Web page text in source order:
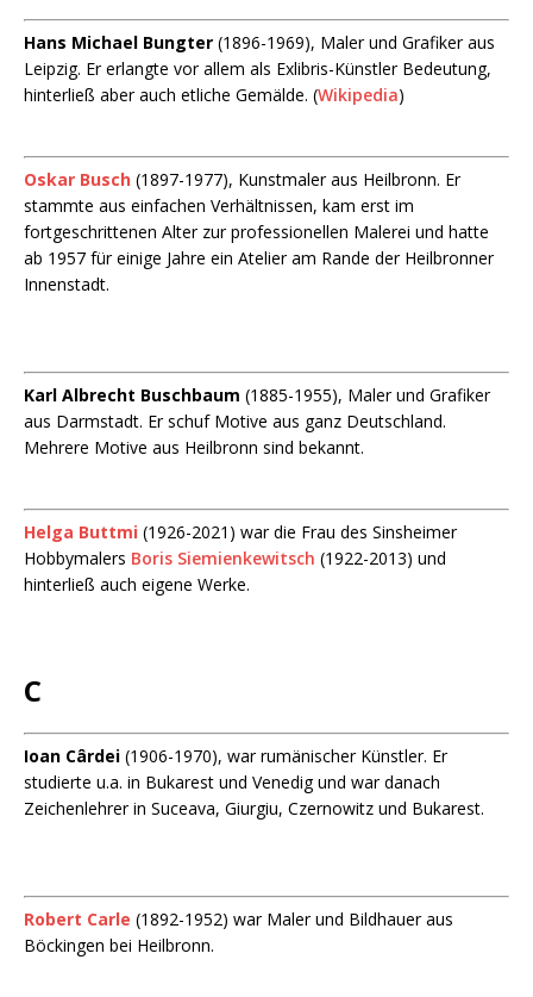
Hans Michael Bungter (1896-1969), Maler und Grafiker aus
Leipzig. Er erlangte vor allem als Exlibris-Künstler Bedeutung,
hinterließ aber auch etliche Gemälde. (Wikipedia)
Oskar Busch (1897-1977), Kunstmaler aus Heilbronn. Er
stammte aus einfachen Verhältnissen, kam erst im
fortgeschrittenen Alter zur professionellen Malerei und hatte
ab 1957 für einige Jahre ein Atelier am Rande der Heilbronner
Innenstadt.
Karl Albrecht Buschbaum (1885-1955), Maler und Grafiker
aus Darmstadt. Er schuf Motive aus ganz Deutschland.
Mehrere Motive aus Heilbronn sind bekannt.
Helga Buttmi (1926-2021) war die Frau des Sinsheimer
Hobbymalers Boris Siemienkewitsch (1922-2013) und
hinterließ auch eigene Werke.
C
Ioan Cârdei (1906-1970), war rumänischer Künstler. Er
studierte u.a. in Bukarest und Venedig und war danach
Zeichenlehrer in Suceava, Giurgiu, Czernowitz und Bukarest.
Robert Carle (1892-1952) war Maler und Bildhauer aus
Böckingen bei Heilbronn.